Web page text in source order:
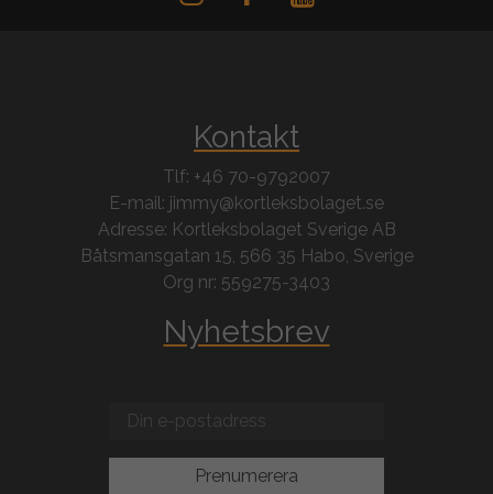
Kontakt
Tlf: +46 70-9792007
E-mail: jimmy@kortleksbolaget.se
Adresse: Kortleksbolaget Sverige AB
Båtsmansgatan 15, 566 35 Habo, Sverige
Org nr: 559275-3403
Nyhetsbrev